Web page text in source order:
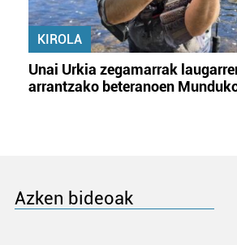
KIROLA
Unai Urkia zegamarrak
arrantzako beteranoen
Azken bideoak